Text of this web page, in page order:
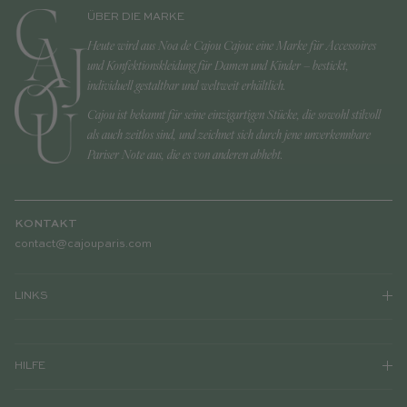
ÜBER DIE MARKE
Heute wird aus Noa de Cajou Cajou: eine Marke für Accessoires
und Konfektionskleidung für Damen und Kinder – bestickt,
individuell gestaltbar und weltweit erhältlich.
Cajou ist bekannt für seine einzigartigen Stücke, die sowohl stilvoll
als auch zeitlos sind, und zeichnet sich durch jene unverkennbare
Pariser Note aus, die es von anderen abhebt.
KONTAKT
contact@cajouparis.com
LINKS
HILFE